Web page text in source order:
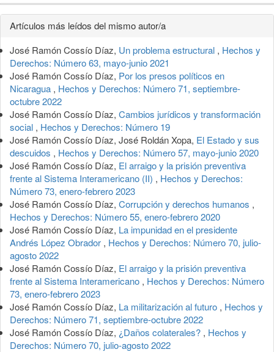
Detalles
del
artículo
Artículos más leídos del mismo autor/a
José Ramón Cossío Díaz, Un problema estructural , Hechos y
Derechos: Número 63, mayo-junio 2021
José Ramón Cossío Díaz, Por los presos políticos en
Nicaragua , Hechos y Derechos: Número 71, septiembre-
octubre 2022
José Ramón Cossío Díaz, Cambios jurídicos y transformación
social , Hechos y Derechos: Número 19
José Ramón Cossío Díaz, José Roldán Xopa, El Estado y sus
descuidos , Hechos y Derechos: Número 57, mayo-junio 2020
José Ramón Cossío Díaz, El arraigo y la prisión preventiva
frente al Sistema Interamericano (II) , Hechos y Derechos:
Número 73, enero-febrero 2023
José Ramón Cossío Díaz, Corrupción y derechos humanos ,
Hechos y Derechos: Número 55, enero-febrero 2020
José Ramón Cossío Díaz, La impunidad en el presidente
Andrés López Obrador , Hechos y Derechos: Número 70, julio-
agosto 2022
José Ramón Cossío Díaz, El arraigo y la prisión preventiva
frente al Sistema Interamericano , Hechos y Derechos: Número
73, enero-febrero 2023
José Ramón Cossío Díaz, La militarización al futuro , Hechos y
Derechos: Número 71, septiembre-octubre 2022
José Ramón Cossío Díaz, ¿Daños colaterales? , Hechos y
Derechos: Número 70, julio-agosto 2022